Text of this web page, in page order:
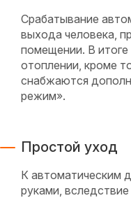
Срабатывание
выхода человека,
помещении. В
отоплении, кроме
снабжаются
режим».
Простой уход
К автоматическим
руками,